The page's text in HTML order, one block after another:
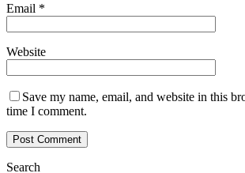
Email *
Website
Save my name, email, and website in this
time I comment.
Search